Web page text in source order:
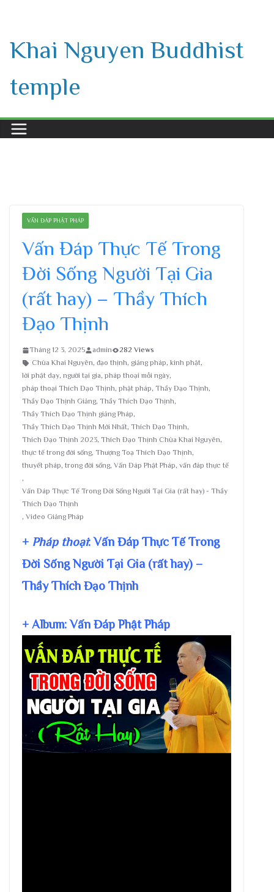
content
Khai Nguyen Buddhist
temple
VẤN ĐÁP PHẬT PHÁP
Vấn Đáp Thực Tế Trong
Đời Sống Người Tại Gia
(rất hay) – Thầy Thích
Đạo Thịnh
Tháng 12 3, 2025 admin
282 Views
Chùa Khai Nguyên, đạo thịnh, giảng pháp, kinh phật,
lời phật dạy, người tại gia, pháp thoại mỗi ngày,
pháp thoại Thích Đạo Thịnh, phật pháp, Thầy Đạo Thịnh,
Thầy Đạo Thịnh Giảng, Thầy Thích Đạo Thịnh,
Thầy Thích Đạo Thịnh giảng Pháp,
Thầy Thích Đạo Thịnh Mới Nhất, Thích Đạo Thịnh,
Thích Đạo Thịnh 2023, Thích Đạo Thịnh Chùa Khai Nguyên,
thực tế trong đời sống, Thượng Toạ Thích Đạo Thịnh,
thuyết pháp, trong đời sống, Vấn Đáp Phật Pháp, vấn đáp thực tế
,
Vấn Đáp Thực Tế Trong Đời Sống Người Tại Gia (rất hay) - Thầy
Thích Đạo Thịnh
, Video Giảng Pháp
+ Pháp thoại: Vấn Đáp Thực Tế Trong
Đời Sống Người Tại Gia (rất hay) –
Thầy Thích Đạo Thịnh
+ Album: Vấn Đáp Phật Pháp